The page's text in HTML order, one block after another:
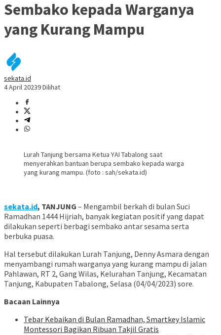
Sembako kepada Warganya
yang Kurang Mampu
sekata.id
4 April 20239 Dilihat
Lurah Tanjung bersama Ketua YAI Tabalong saat
menyerahkan bantuan berupa sembako kepada warga
yang kurang mampu. (foto : sah/sekata.id)
sekata.id, TANJUNG – Mengambil berkah di bulan Suci
Ramadhan 1444 Hijriah, banyak kegiatan positif yang dapat
dilakukan seperti berbagi sembako antar sesama serta
berbuka puasa.
Hal tersebut dilakukan Lurah Tanjung, Denny Asmara dengan
menyambangi rumah warganya yang kurang mampu di jalan
Pahlawan, RT 2, Gang Wilas, Kelurahan Tanjung, Kecamatan
Tanjung, Kabupaten Tabalong, Selasa (04/04/2023) sore.
Bacaan Lainnya
Tebar Kebaikan di Bulan Ramadhan, Smartkey Islamic
Montessori Bagikan Ribuan Takjil Gratis